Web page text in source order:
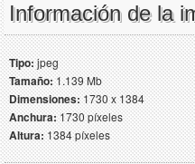
Información de la
Tipo:jpeg
Tamaño:1.139 Mb
Dimensiones:1730 x 1384
Anchura:1730 píxeles
Altura:1384 píxeles